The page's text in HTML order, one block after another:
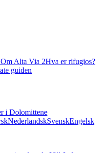
Om Alta Via 2Hva er rifugios?
guiden
i Dolomittene
NederlandskSvenskEngelsk